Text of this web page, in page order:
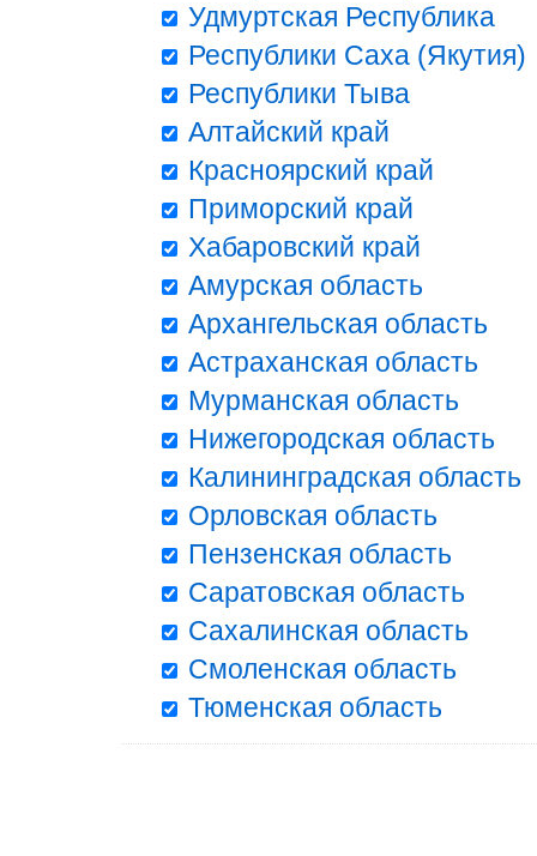
Удмуртская Республика
Республики Саха (Якутия)
Республики Тыва
Алтайский край
Красноярский край
Приморский край
Хабаровский край
Амурская область
Архангельская область
Астраханская область
Мурманская область
Нижегородская область
Калининградская область
Орловская область
Пензенская область
Саратовская область
Сахалинская область
Смоленская область
Тюменская область